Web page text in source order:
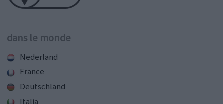
dans le monde
Nederland
France
Deutschland
Italia